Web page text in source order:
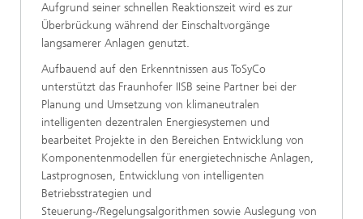
Aufgrund seiner schnellen Reaktionszeit wird es zur
Überbrückung während der Einschaltvorgänge
langsamerer Anlagen genutzt.
Aufbauend auf den Erkenntnissen aus ToSyCo
unterstützt das Fraunhofer IISB seine Partner bei der
Planung und Umsetzung von klimaneutralen
intelligenten dezentralen Energiesystemen und
bearbeitet Projekte in den Bereichen Entwicklung von
Komponentenmodellen für energietechnische Anlagen,
Lastprognosen, Entwicklung von intelligenten
Betriebsstrategien und
Steuerung-/Regelungsalgorithmen sowie Auslegung von